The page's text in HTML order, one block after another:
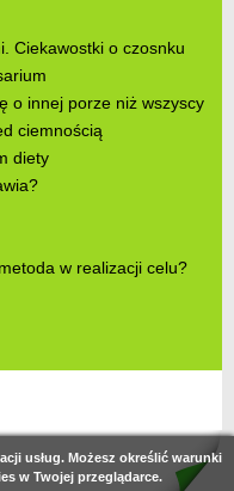
Ciekawostki o czosnku
o innej porze niż wszyscy
ciemnością
diety
w realizacji celu?
usług. Możesz określić warunki
w Twojej przeglądarce.